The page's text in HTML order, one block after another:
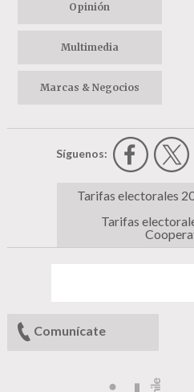
Opinión
Multimedia
Marcas & Negocios
Síguenos:
Tarifas electorales
Tarifas
Comunícate